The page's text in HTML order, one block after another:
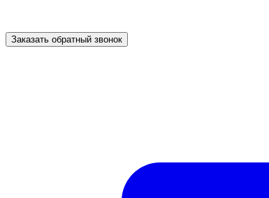
Заказать обратный звонок